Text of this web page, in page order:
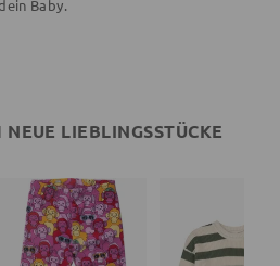
Baby.
LIEBLINGSSTÜCKE